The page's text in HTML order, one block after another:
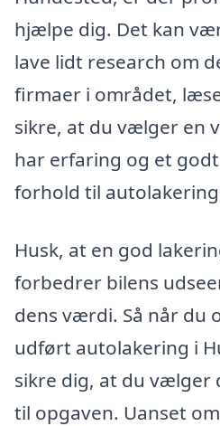
hjælpe dig. Det kan
lave lidt research om
firmaer i området,
sikre, at du vælger en
har erfaring og et
forhold til
Husk, at en god
forbedrer bilens
dens værdi. Så når du
udført autolakering i
sikre dig, at du vælger
til opgaven. Uanset